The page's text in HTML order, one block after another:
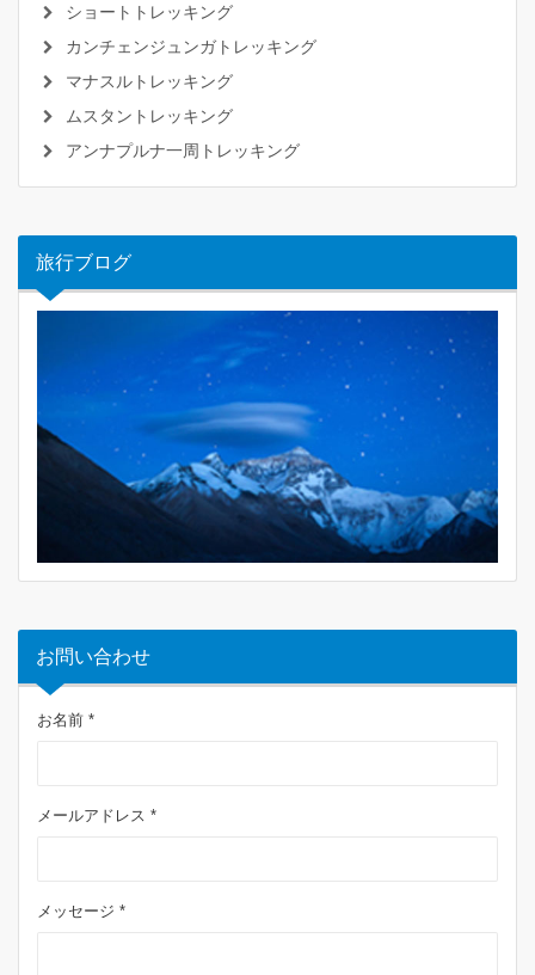
ショートトレッキング
カンチェンジュンガトレッキング
マナスルトレッキング
ムスタントレッキング
アンナプルナ一周トレッキング
旅行ブログ
お問い合わせ
お名前 *
メールアドレス *
メッセージ *